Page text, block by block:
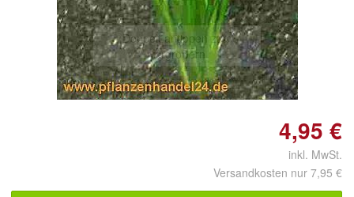
Doppelt antippen zum
vergrößern
4,95 €
inkl. MwSt.
Versandkosten nur 7,95 €